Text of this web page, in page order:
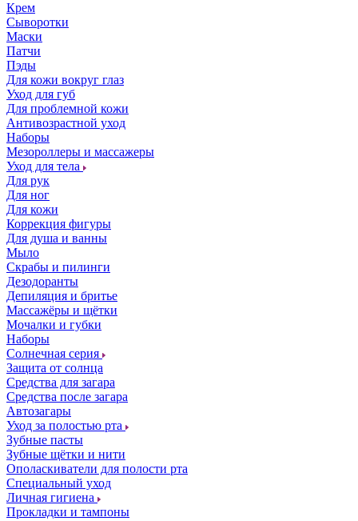
Крем
Сыворотки
Маски
Патчи
Пэды
Для кожи вокруг глаз
Уход для губ
Для проблемной кожи
Антивозрастной уход
Наборы
Мезороллеры и массажеры
Уход для тела
Для рук
Для ног
Для кожи
Коррекция фигуры
Для душа и ванны
Мыло
Скрабы и пилинги
Дезодоранты
Депиляция и бритье
Массажёры и щётки
Мочалки и губки
Наборы
Солнечная серия
Защита от солнца
Средства для загара
Средства после загара
Автозагары
Уход за полостью рта
Зубные пасты
Зубные щётки и нити
Ополаскиватели для полости рта
Специальный уход
Личная гигиена
Прокладки и тампоны